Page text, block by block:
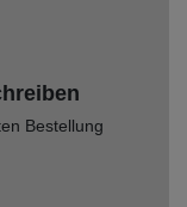
Bestellung